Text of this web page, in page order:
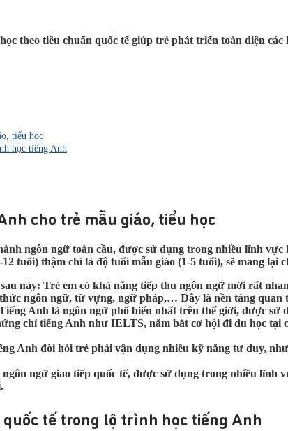
theo tiêu chuẩn quốc tế giúp trẻ phát triển toàn diện
tiểu học
học tiếng Anh
cho trẻ mẫu giáo, tiểu học
ngôn ngữ toàn cầu, được sử dụng trong nhiều lĩnh
tuổi) thậm chí là độ tuổi mẫu giáo (1-5 tuổi), sẽ mang lại
này: Trẻ em có khả năng tiếp thu ngôn ngữ mới rất
ngôn ngữ, từ vựng, ngữ pháp,… Đây là nền tảng
Anh là ngôn ngữ phổ biến nhất trên thế giới, được sử
chỉ tiếng Anh như IELTS, nắm bắt cơ hội đi du học
Anh đòi hỏi trẻ phải vận dụng nhiều kỹ năng tư duy,
ngữ giao tiếp quốc tế, được sử dụng trong nhiều lĩnh
tế trong lộ trình học tiếng Anh